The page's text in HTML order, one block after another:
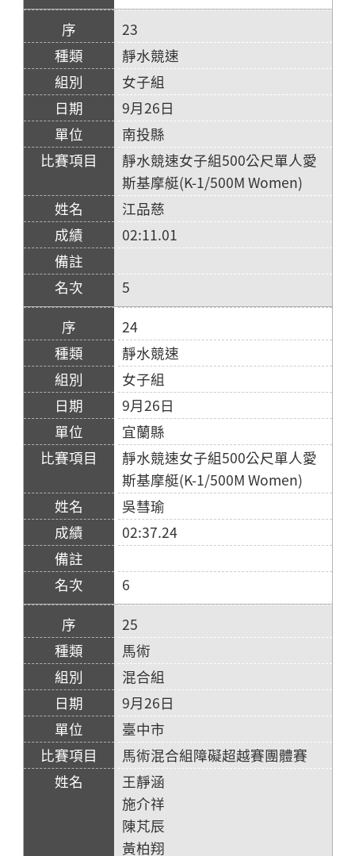
23
靜水競速
女子組
9月26日
南投縣
靜水競速女子組500公尺單人愛
斯基摩艇(K-1/500M Women)
江品慈
02:11.01
5
24
靜水競速
女子組
9月26日
宜蘭縣
靜水競速女子組500公尺單人愛
斯基摩艇(K-1/500M Women)
吳彗瑜
02:37.24
6
25
馬術
混合組
9月26日
臺中市
馬術混合組障礙超越賽團體賽
王靜涵
施介祥
陳芃辰
黃柏翔